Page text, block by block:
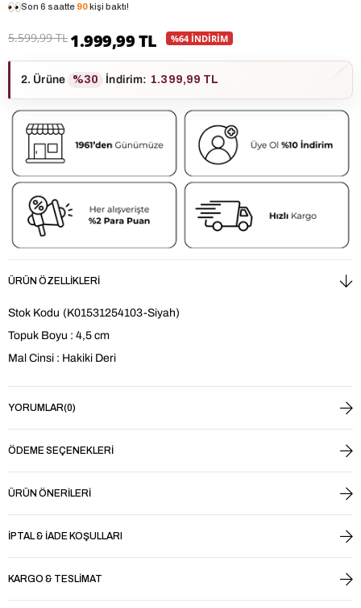
Son 6 saatte 90kişi baktı!
5.599,99 TL 1.999,99 TL %64 İNDİRİM
2. Ürüne %30 İndirim: 1.399,99 TL
ÜRÜN ÖZELLIKLERI
Stok Kodu (K01531254103-Siyah)
Topuk Boyu : 4,5 cm
Mal Cinsi : Hakiki Deri
YORUMLAR(0)
ÖDEME SEÇENEKLERI
ÜRÜN ÖNERILERI
İPTAL & İADE KOŞULLARI
KARGO & TESLIMAT